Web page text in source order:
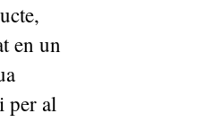
en un
per al